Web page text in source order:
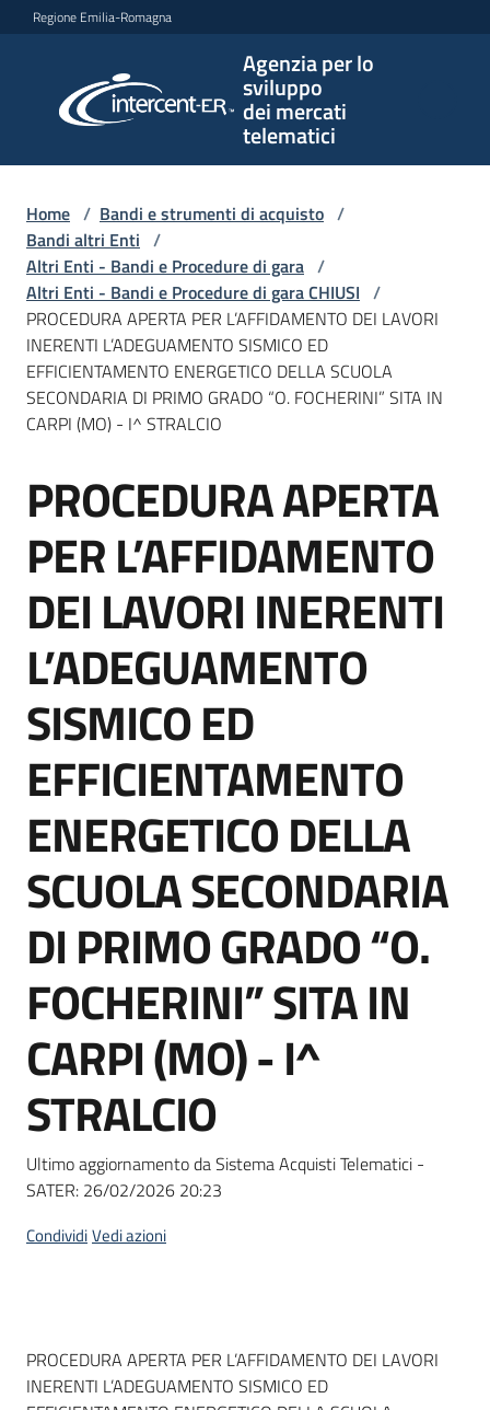
Vai al contenuto
Vai alla navigazione
Vai al footer
Regione Emilia-Romagna
Agenzia per lo
sviluppo
dei mercati
telematici
per lo
sviluppo
telematici
L'Agenzia
Bandi
e
di
acquisto
Supporto
Piattaforme
telematiche
English
site
Seguici
su
Home / Bandi e strumenti di acquisto /
Bandi altri Enti /
Altri Enti - Bandi e Procedure di gara /
Altri Enti - Bandi e Procedure di gara CHIUSI /
PROCEDURA APERTA PER L’AFFIDAMENTO DEI LAVORI
INERENTI L’ADEGUAMENTO SISMICO ED
EFFICIENTAMENTO ENERGETICO DELLA SCUOLA
SECONDARIA DI PRIMO GRADO “O. FOCHERINI” SITA IN
CARPI (MO) - I^ STRALCIO
Salta al contenuto
PROCEDURA APERTA
PER L’AFFIDAMENTO
DEI LAVORI INERENTI
L’ADEGUAMENTO
SISMICO ED
EFFICIENTAMENTO
ENERGETICO DELLA
SCUOLA SECONDARIA
DI PRIMO GRADO “O.
FOCHERINI” SITA IN
CARPI (MO) - I^
STRALCIO
Ultimo aggiornamento da Sistema Acquisti Telematici -
SATER: 26/02/2026 20:23
CondividiVedi azioni
Dati del bando
PROCEDURA APERTA PER L’AFFIDAMENTO DEI LAVORI
INERENTI L’ADEGUAMENTO SISMICO ED